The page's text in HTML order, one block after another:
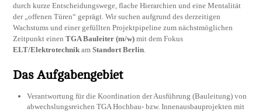
durch kurze Entscheidungswege, flache Hierarchien und eine Mentalität
der „offenen Türen“ geprägt. Wir suchen aufgrund des derzeitigen
Wachstums und einer gefüllten Projektpipeline zum nächstmöglichen
Zeitpunkt einenTGA Bauleiter (m/w) mit dem Fokus
ELT/Elektrotechnik amStandort Berlin.
Das Aufgabengebiet
Verantwortung für die Koordination der Ausführung (Bauleitung) von
abwechslungsreichen TGA Hochbau- bzw. Innenausbauprojekten mit